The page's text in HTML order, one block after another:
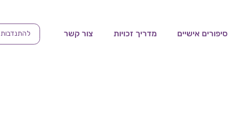
להתנדבות סיפורים אישיים מדריך זכויות צור קשר